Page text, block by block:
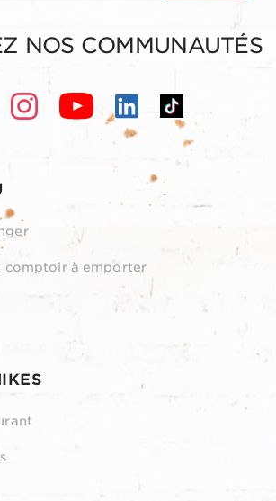
comptoir à emporter
NOS COMMUNAUTÉS